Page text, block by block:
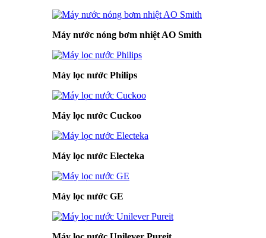
Máy nước nóng bơm nhiệt AO Smith
Máy lọc nước Philips
Máy lọc nước Cuckoo
Máy lọc nước Electeka
Máy lọc nước GE